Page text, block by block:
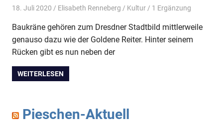
18. Juli 2020 Elisabeth Renneberg Kultur/ 1 Ergänzung
Baukräne gehören zum Dresdner Stadtbild mittlerweile
genauso dazu wie der Goldene Reiter. Hinter seinem
Rücken gibt es nun neben der
WEITERLESEN
Pieschen-Aktuell